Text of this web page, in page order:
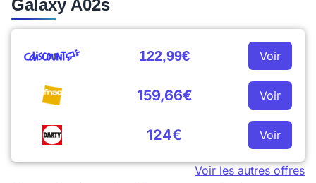
Galaxy A02s
122,99€ Voir
159,66€ Voir
124€ Voir
Voir les autres offres